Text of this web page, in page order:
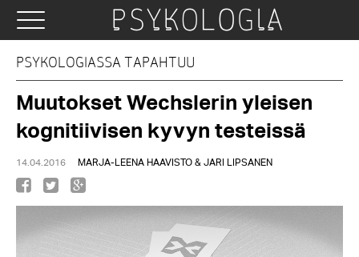
PSYKOLOGIASSA TAPAHTUU
Muutokset Wechslerin yleisen
kognitiivisen kyvyn testeissä
14.04.2016 MARJA-LEENA HAAVISTO & JARI LIPSANEN